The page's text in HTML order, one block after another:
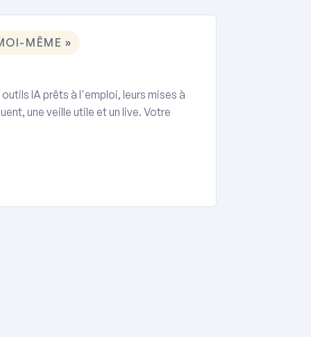
MÊME »
IA prêts à l'emploi, leurs mises à
une veille utile et un live. Votre